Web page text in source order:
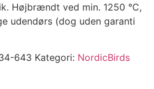
Højbrændt ved min. 1250 °C,
udendørs (dog uden garanti
643 Kategori: NordicBirds